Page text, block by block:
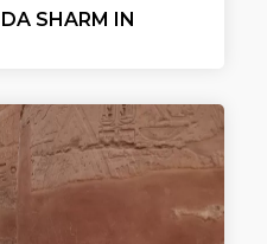
SHARM IN